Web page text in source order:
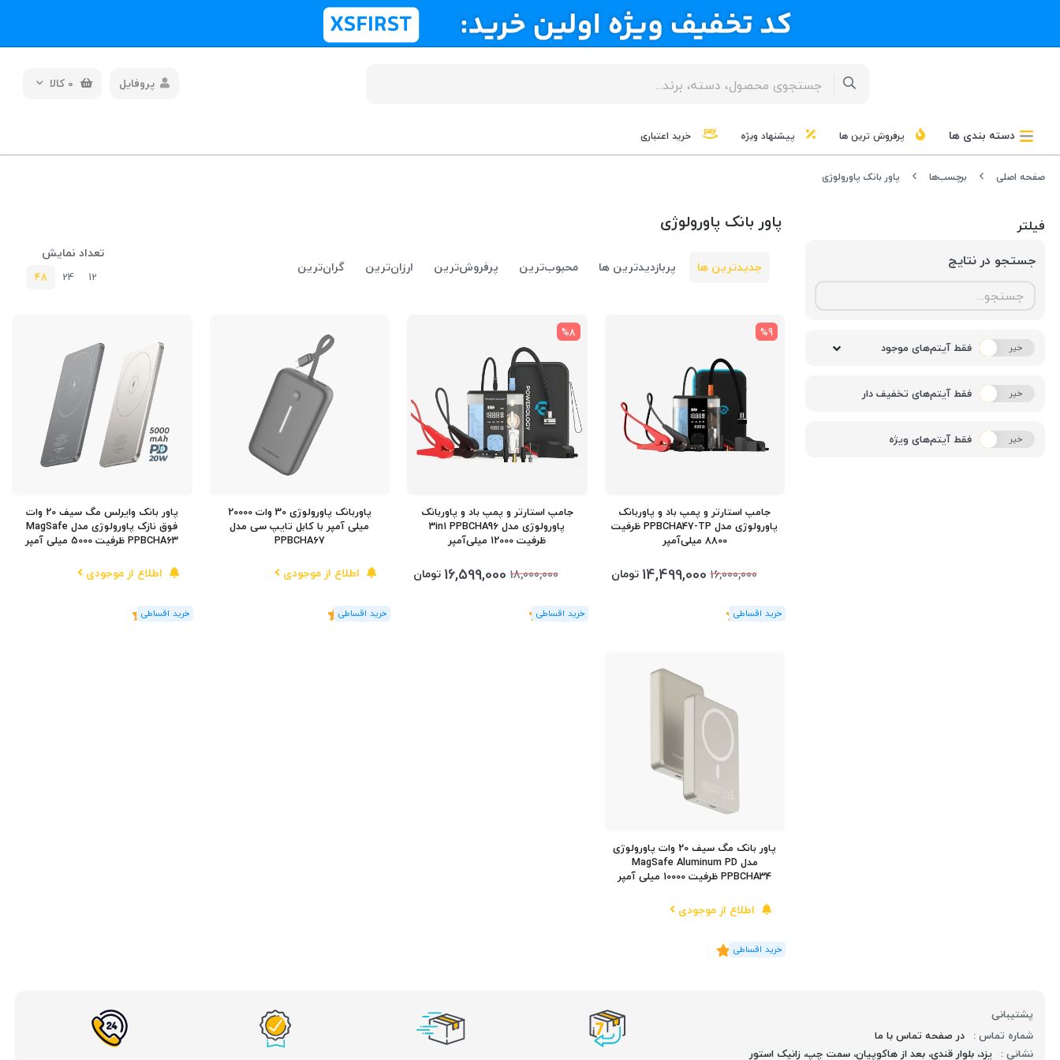
0 کالا پروفایل
دسته بندی ها پرفروش ترین ها پیشنهاد ویژه خرید اعتباری
صفحه اصلی برچسب‌ها پاور بانک پاورولوژی
فیلتر
جستجو در نتایج
بله خیر فقط آیتم‌های موجود
بله خیر فقط آیتم‌های تخفیف دار
بله خیر فقط آیتم‌های ویژه
پاور بانک پاورولوژی
جدیدترین ها پربازدیدترین ها محبوب‌‌ترین پرفروش‌ترین ارزان‌ترین گران‌ترین
تعداد نمایش
12
24
48
%9
جامپ استارتر و پمپ باد و پاوربانک
پاورولوژی مدل PPBCHA47-TP ظرفیت
8800 میلی‌آمپر
16,000,000
14,499,000 تومان
(1رای)
5
%8
جامپ استارتر و پمپ باد و پاوربانک
پاورولوژی مدل 3in1 PPBCHA96
ظرفیت 12000 میلی‌آمپر
18,000,000
16,599,000 تومان
(1رای)
5
پاوربانک پاورولوژی 30 وات 20000
میلی آمپر با کابل تایپ سی مدل
PPBCHA67
اطلاع از موجودی
(3 رای)
5
پاور بانک وایرلس مگ سیف 20 وات
فوق نازک پاورولوژی مدل MagSafe
PPBCHA63 ظرفیت 5000 میلی آمپر
اطلاع از موجودی
(6 رای)
5
پاور بانک مگ سیف 20 وات پاورولوژی
مدل MagSafe Aluminum PD
PPBCHA34 ظرفیت 10000 میلی آمپر
اطلاع از موجودی
(6 رای)
4.5
پشتیبانی
شماره تماس : در صفحه تماس با ما
نشانی : یزد، بلوار قندی، بعد از هاکوپیان، سمت چپ، زانیک استور